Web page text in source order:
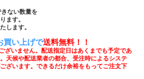
ない数量を
ます。
します。
買い上げで送料無料！！
ざいません。配送指定日はあくまでも予定であ
天候や配送業者の都合、受注時によるシステ
ざいます。できるだけ余裕をもってご注文下